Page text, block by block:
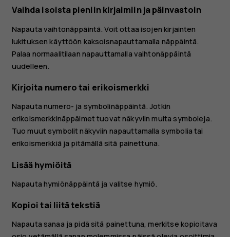
Vaihda isoista pieniin kirjaimiin ja päinvastoin
Napauta vaihtonäppäintä. Voit ottaa isojen kirjainten
lukituksen käyttöön kaksoisnapauttamalla näppäintä.
Palaa normaalitilaan napauttamalla vaihtonäppäintä
uudelleen.
Kirjoita numero tai erikoismerkki
Napauta numero- ja symbolinäppäintä. Jotkin
erikoismerkkinäppäimet tuovat näkyviin muita symboleja.
Tuo muut symbolit näkyviin napauttamalla symbolia tai
erikoismerkkiä ja pitämällä sitä painettuna.
Lisää hymiöitä
Napauta hymiönäppäintä ja valitse hymiö.
Kopioi tai liitä tekstiä
Napauta sanaa ja pidä sitä painettuna, merkitse kopioitava